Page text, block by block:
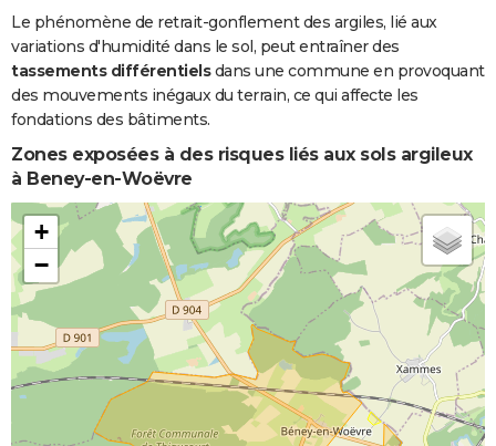
Le phénomène de retrait-gonflement des argiles, lié aux
variations d'humidité dans le sol, peut entraîner des
tassements différentielsdans une commune en provoquant
des mouvements inégaux du terrain, ce qui affecte les
fondations des bâtiments.
Zones exposées à des risques liés aux sols argileux
à Beney-en-Woëvre
+
−